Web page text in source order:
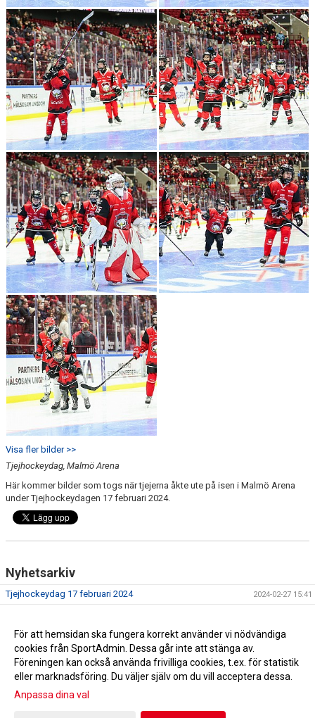
Visa fler bilder >>
Tjejhockeydag, Malmö Arena
Här kommer bilder som togs när tjejerna åkte ute på isen i Malmö Arena
under Tjejhockeydagen 17 februari 2024.
Nyhetsarkiv
Tjejhockeydag 17 februari 2024 2024-02-27 15:41
Föräldramöte 15 nov 2023-11-16 11:25
SÄSONG 2023/2024 2023-05-14 11:28
Gå till Webbversion
För att hemsidan ska fungera korrekt använder vi nödvändiga
cookies från SportAdmin. Dessa går inte att stänga av.
Föreningen kan också använda frivilliga cookies, t.ex. för statistik
eller marknadsföring. Du väljer själv om du vill acceptera dessa.
Anpassa dina val